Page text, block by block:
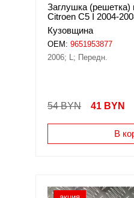
Заглушка (решетка)
Citroen C5 I 2004-
Кузовщина
OEM: 9651953877
2006; L; Передн.
54 BYN 41 BYN
В